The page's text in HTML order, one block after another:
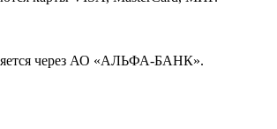
через АО «АЛЬФА-БАНК».